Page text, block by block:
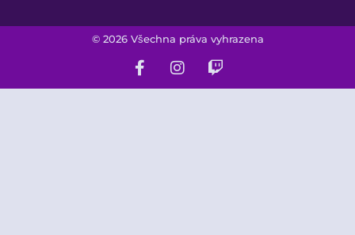
© 2026 Všechna práva vyhrazena